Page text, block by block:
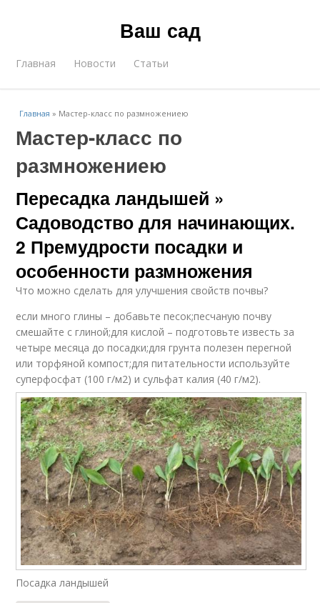
Ваш сад
Главная Новости Статьи
Главная » Мастер-класс по размножениею
Мастер-класс по
размножениею
Пересадка ландышей »
Садоводство для начинающих.
2 Премудрости посадки и
особенности размножения
Что можно сделать для улучшения свойств почвы?
если много глины – добавьте песок;песчаную почву
смешайте с глиной;для кислой – подготовьте известь за
четыре месяца до посадки;для грунта полезен перегной
или торфяной компост;для питательности используйте
суперфосфат (100 г/м2) и сульфат калия (40 г/м2).
Посадка ландышей